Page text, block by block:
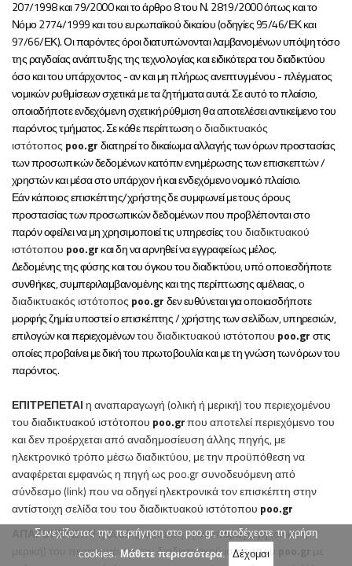
207/1998 και 79/2000 και το άρθρο 8 του Ν. 2819/2000 όπως και το
Νόμο 2774/1999 και του ευρωπαϊκού δικαίου (οδηγίες 95/46/ΕΚ και
97/66/ΕΚ). Οι παρόντες όροι διατυπώνονται λαμβανομένων υπόψη τόσο
της ραγδαίας ανάπτυξης της τεχνολογίας και ειδικότερα του διαδικτύου
όσο και του υπάρχοντος - αν και μη πλήρως ανεπτυγμένου - πλέγματος
νομικών ρυθμίσεων σχετικά με τα ζητήματα αυτά. Σε αυτό το πλαίσιο,
οποιαδήποτε ενδεχόμενη σχετική ρύθμιση θα αποτελέσει αντικείμενο του
παρόντος τμήματος. Σε κάθε περίπτωσηοδιαδικτυακός
ιστότοπος poo.grδιατηρεί το δικαίωμα αλλαγής των όρων προστασίας
των προσωπικών δεδομένων κατόπιν ενημέρωσης των επισκεπτών /
χρηστών και μέσα στο υπάρχον ή και ενδεχόμενο νομικό πλαίσιο.
Εάν κάποιος επισκέπτης/χρήστης δε συμφωνεί με τους όρους
προστασίας των προσωπικών δεδομένων που προβλέπονται στο
παρόν οφείλει να μη χρησιμοποιεί τις υπηρεσίεςτουδιαδικτυακού
ιστότοπου poo.grκαι δη να αρνηθεί να εγγραφεί ως μέλος.
Δεδομένης της φύσης και του όγκου του διαδικτύου, υπό οποιεσδήποτε
συνθήκες, συμπεριλαμβανομένης και της περίπτωσης αμέλειας,ο
διαδικτυακός ιστότοπος poo.grδεν ευθύνεται για οποιασδήποτε
μορφής ζημία υποστεί ο επισκέπτης / χρήστης των σελίδων, υπηρεσιών,
επιλογών και περιεχομένωντουδιαδικτυακού ιστότοπου poo.grστις
οποίες προβαίνει με δική του πρωτοβουλία και με τη γνώση των όρων του
παρόντος.
ΕΠΙΤΡΕΠΕΤΑΙη αναπαραγωγή (ολική ή μερική) του περιεχομένου
τουδιαδικτυακού ιστότοπου poo.grπου αποτελεί περιεχόμενο του
και δεν προέρχεται από αναδημοσίευση άλλης πηγής, με
ηλεκτρονικό τρόπο μέσω διαδικτύου, με την προϋπόθεση να
αναφέρεται εμφανώς η πηγή ωςpoo.grσυνοδευόμενη από
σύνδεσμο (link) που να οδηγεί ηλεκτρονικά τον επισκέπτη στην
αντίστοιχη σελίδα τουτουδιαδικτυακού ιστότοπου poo.gr
ΑΠΑΓΟΡΕΥΕΤΑΙη αναδημοσίευση, η αναπαραγωγή (ολική ή
μερική) του περιεχομένουτουδιαδικτυακού ιστότοπου
Συνεχίζοντας την περιήγηση στο poo.gr, αποδέχεστε τη χρήση
cookies. Μάθετε περισσότερα.